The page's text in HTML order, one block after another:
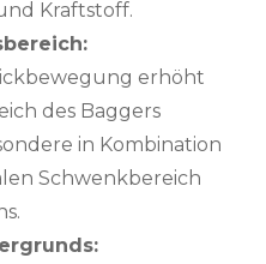
Kraftstoff.
erhöht
des Baggers
in Kombination
Schwenkbereich